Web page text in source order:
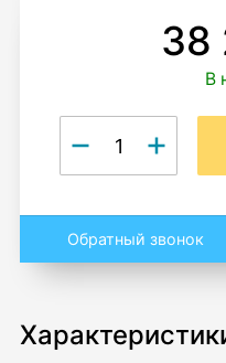
38
В
Обратный звонок